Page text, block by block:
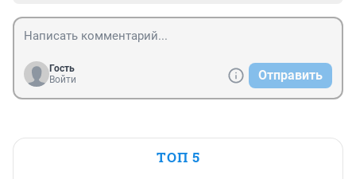
Гость
Войти
Отправить
ТОП 5